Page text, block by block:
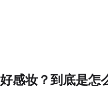
感妆？到底是怎